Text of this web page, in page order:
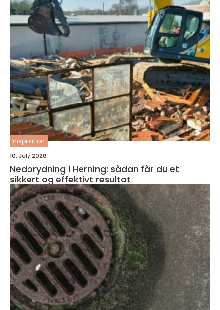
inspiration
10. July 2026
Nedbrydning i Herning: sådan får du et
sikkert og effektivt resultat